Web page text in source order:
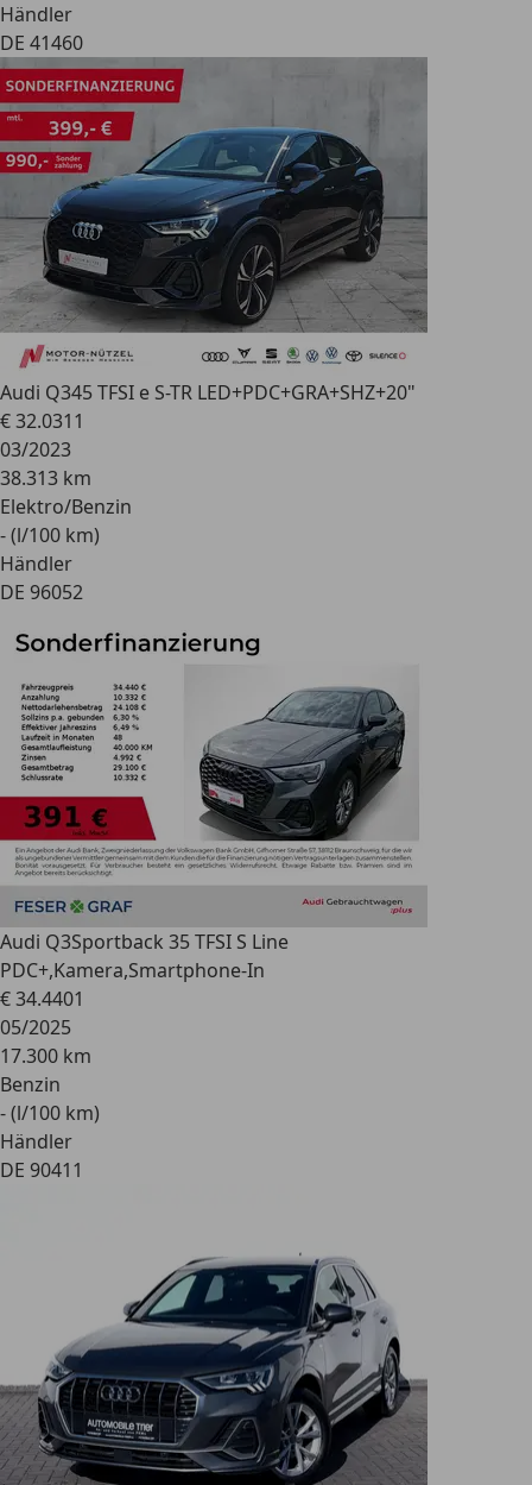
Händler
DE 41460
Audi Q345 TFSI e S-TR LED+PDC+GRA+SHZ+20"
€ 32.0311
03/2023
38.313 km
Elektro/Benzin
- (l/100 km)
Händler
DE 96052
Audi Q3Sportback 35 TFSI S Line
PDC+,Kamera,Smartphone-In
€ 34.4401
05/2025
17.300 km
Benzin
- (l/100 km)
Händler
DE 90411